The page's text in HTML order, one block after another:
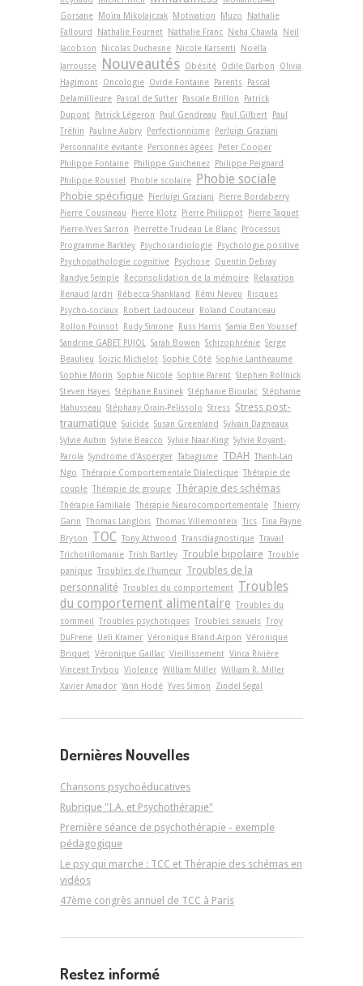
Gorsane
Moïra Mikolajczak Motivation Muzo
Nathalie
Fallourd
Nathalie Fournet Nathalie Franc Neha Chawla
Neil
Jacobson
Nicolas Duchesne Nicole Karsenti
Noëlla
Jarrousse
Nouveautés Obésité Odile Darbon
Olivia
Hagimont Oncologie Ovide Fontaine Parents
Pascal
Delamillieure
Pascal de Sutter Pascale Brillon
Patrick
Dupont
Patrick Légeron Paul Gendreau Paul Gilbert
Paul
Tréhin
Pauline Aubry Perfectionnisme
Perluigi Graziani
Personnalité évitante
Personnes âgées
Peter Cooper
Philippe Fontaine
Philippe Guichenez
Philippe Peignard
Philippe Roussel
Phobie scolaire Phobie sociale
Phobie spécifique Pierluigi Graziani
Pierre Bordaberry
Pierre Cousineau
Pierre Klotz Pierre Philippot
Pierre Taquet
Pierre-Yves Sarron
Pierrette Trudeau Le Blanc
Processus
Programme Barkley
Psychocardiologie
Psychologie positive
Psychopathologie cognitive
Psychose Quentin Debray
Randye Semple
Reconsolidation de la mémoire
Relaxation
Renaud Jardri
Rébecca Shankland Rémi Neveu
Risques
Psycho-sociaux
Robert Ladouceur
Roland Coutanceau
Rollon Poinsot
Rudy Simone Russ Harris Samia Ben Youssef
Sandrine GABET PUJOL
Sarah Bowen Schizophrénie Serge
Beaulieu Soizic Michelot Sophie Côté Sophie Lantheaume
Sophie Morin Sophie Nicole Sophie Parent Stephen Rollnick
Steven Hayes Stéphane Rusinek Stéphanie Bioulac Stéphanie
Hahusseau Stéphany Orain-Pelissolo Stress Stress post-
traumatique Suicide Susan Greenland
Sylvain Dagneaux
Sylvie Aubin Sylvie Beacco Sylvie Naar-King Sylvie Royant-
Parola Syndrome d'Asperger Tabagisme TDAH Thanh-Lan
Ngo Thérapie Comportementale Dialectique Thérapie de
couple Thérapie de groupe Thérapie des schémas
Thérapie Familiale Thérapie Neurocomportementale Thierry
Garin Thomas Langlois Thomas Villemonteix Tics Tina Payne
Bryson
TOC Tony Attwood Transdiagnostique Travail
Trichotillomanie Trish Bartley Trouble bipolaire Trouble
panique Troubles de l'humeur Troubles de la
personnalité Troubles du comportement
Troubles
du comportement alimentaire Troubles du
sommeil
Troubles psychotiques Troubles sexuels Troy
DuFrene
Ueli Kramer Véronique Brand-Arpon Véronique
Briquet Véronique Gaillac Vieillissement Vinca Rivière
Vincent Trybou Violence William Miller William R. Miller
Xavier Amador Yann Hodé Yves Simon Zindel Segal
Dernières Nouvelles
Chansons psychoéducatives
Rubrique "I.A. et Psychothérapie"
Première séance de psychothérapie - exemple
pédagogique
Le psy qui marche : TCC et Thérapie des schémas en
vidéos
47ème congrès annuel de TCC à Paris
Restez informé